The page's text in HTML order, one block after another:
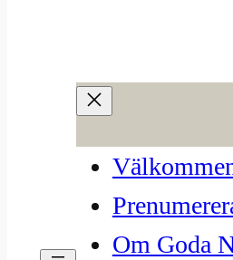
Om Goda
vinland
apr 13, 2023—av